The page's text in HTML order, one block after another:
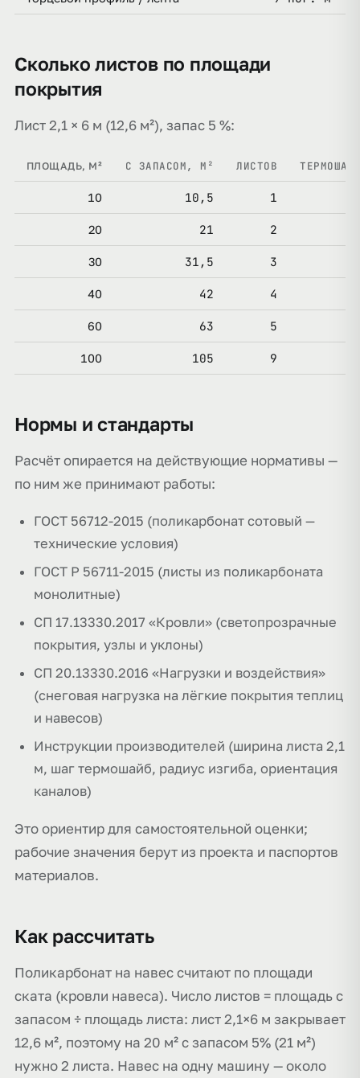
Сколько листов по площади
покрытия
Лист 2,1 × 6 м (12,6 м²), запас 5 %:
ПЛОЩАДЬ, М² С ЗАПАСОМ, М² ЛИСТОВ
10 10,5 1
20 21 2
30 31,5 3
40 42 4
60 63 5
100 105 9
Нормы и стандарты
Расчёт опирается на действующие нормативы —
по ним же принимают работы:
ГОСТ 56712-2015 (поликарбонат сотовый —
технические условия)
ГОСТ Р 56711-2015 (листы из поликарбоната
монолитные)
СП 17.13330.2017 «Кровли» (светопрозрачные
покрытия, узлы и уклоны)
СП 20.13330.2016 «Нагрузки и воздействия»
(снеговая нагрузка на лёгкие покрытия теплиц
и навесов)
Инструкции производителей (ширина листа 2,1
м, шаг термошайб, радиус изгиба, ориентация
каналов)
Это ориентир для самостоятельной оценки;
рабочие значения берут из проекта и паспортов
материалов.
Как рассчитать
Поликарбонат на навес считают по площади
ската (кровли навеса). Число листов = площадь с
запасом ÷ площадь листа: лист 2,1×6 м закрывает
12,6 м², поэтому на 20 м² с запасом 5% (21 м²)
нужно 2 листа. Навес на одну машину — около